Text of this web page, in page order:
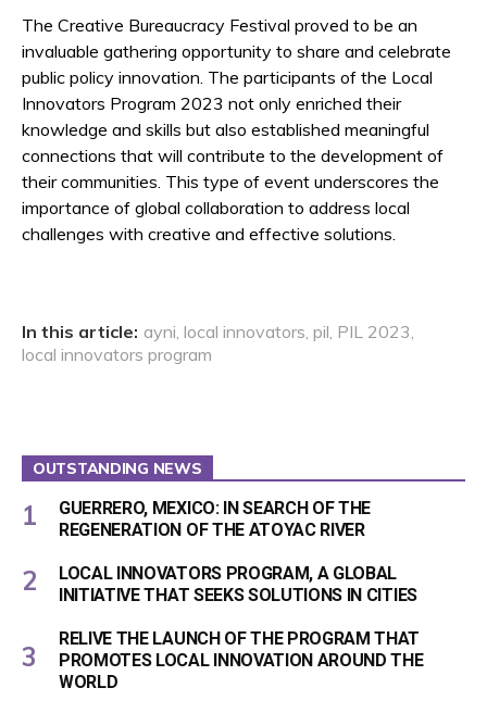
The Creative Bureaucracy Festival proved to be an
invaluable gathering opportunity to share and celebrate
public policy innovation. The participants of the Local
Innovators Program 2023 not only enriched their
knowledge and skills but also established meaningful
connections that will contribute to the development of
their communities. This type of event underscores the
importance of global collaboration to address local
challenges with creative and effective solutions.
In this article: ayni local innovators pil PIL 2023
local innovators program
OUTSTANDING NEWS
GUERRERO, MEXICO: IN SEARCH OF THE
REGENERATION OF THE ATOYAC RIVER
LOCAL INNOVATORS PROGRAM, A GLOBAL
INITIATIVE THAT SEEKS SOLUTIONS IN CITIES
RELIVE THE LAUNCH OF THE PROGRAM THAT
PROMOTES LOCAL INNOVATION AROUND THE
WORLD